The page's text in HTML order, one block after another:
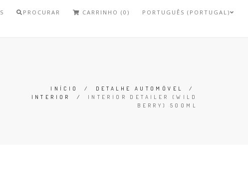
PROCURAR CARRINHO (0) PORTUGUÊS (PORTUGAL)
INÍCIO / DETALHE AUTOMÓVEL
/
INTERIOR
/ INTERIOR DETAILER (WILD
BERRY) 500ML